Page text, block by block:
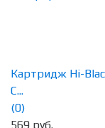
Картридж Hi-
C...
(0)
569 руб.